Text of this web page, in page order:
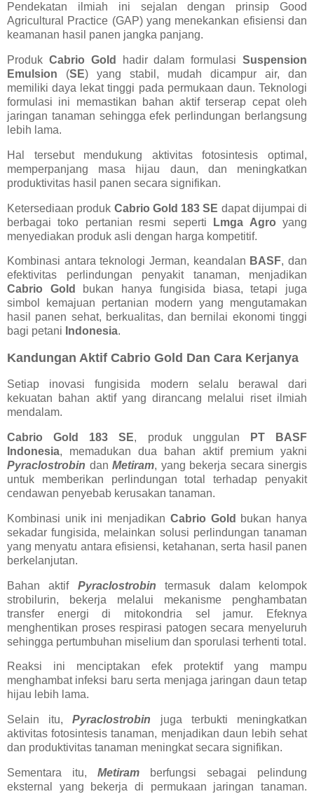
Pendekatan ilmiah ini sejalan dengan prinsip Good
Agricultural Practice (GAP) yang menekankan efisiensi dan
keamanan hasil panen jangka panjang.
Produk Cabrio Gold hadir dalam formulasiSuspension
Emulsion (SE) yang stabil, mudah dicampur air, dan
memiliki daya lekat tinggi pada permukaan daun. Teknologi
formulasi ini memastikan bahan aktif terserap cepat oleh
jaringan tanaman sehingga efek perlindungan berlangsung
lebih lama.
Hal tersebut mendukung aktivitas fotosintesis optimal,
memperpanjang masa hijau daun, dan meningkatkan
produktivitas hasil panen secara signifikan.
Ketersediaan produk Cabrio Gold 183 SE dapat dijumpai di
berbagai toko pertanian resmi seperti
Lmga Agro yang
menyediakan produk asli dengan harga kompetitif.
Kombinasi antara teknologi Jerman, keandalan BASF, dan
efektivitas perlindungan penyakit tanaman, menjadikan
Cabrio Gold
bukan hanya fungisida biasa, tetapi juga
simbol kemajuan pertanian modern yang mengutamakan
hasil panen sehat, berkualitas, dan bernilai ekonomi tinggi
bagi petani Indonesia.
Kandungan Aktif Cabrio Gold Dan Cara Kerjanya
Setiap inovasi fungisida modern selalu berawal dari
kekuatan bahan aktif yang dirancang melalui riset ilmiah
mendalam.
Cabrio Gold 183 SE, produk unggulan
PT BASF
Indonesia, memadukan dua bahan aktif premium yakni
Pyraclostrobin dan Metiram, yang bekerja secara sinergis
untuk memberikan perlindungan total terhadap penyakit
cendawan penyebab kerusakan tanaman.
Kombinasi unik ini menjadikan Cabrio Gold
bukan hanya
sekadar fungisida, melainkan solusi perlindungan tanaman
yang menyatu antara efisiensi, ketahanan, serta hasil panen
berkelanjutan.
Bahan aktif Pyraclostrobintermasuk dalam kelompok
strobilurin, bekerja melalui mekanisme penghambatan
transfer energi di mitokondria sel jamur. Efeknya
menghentikan proses respirasi patogen secara menyeluruh
sehingga pertumbuhan miselium dan sporulasi terhenti total.
Reaksi ini menciptakan efek protektif yang mampu
menghambat infeksi baru serta menjaga jaringan daun tetap
hijau lebih lama.
Selain itu,Pyraclostrobin juga terbukti meningkatkan
aktivitas fotosintesis tanaman, menjadikan daun lebih sehat
dan produktivitas tanaman meningkat secara signifikan.
Sementara itu, Metiram berfungsi sebagai pelindung
eksternal yang bekerja di permukaan jaringan tanaman.